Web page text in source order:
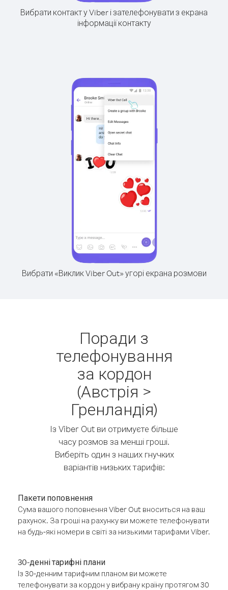
Вибрати контакт у Viber і зателефонувати з екрана
інформації контакту
Вибрати «Виклик Viber Out» угорі екрана розмови
Поради з
телефонування
за кордон
(Австрія >
Гренландія)
Із Viber Out ви отримуєте більше
часу розмов за менші гроші.
Виберіть один з наших гнучких
варіантів низьких тарифів:
Пакети поповнення
Сума вашого поповнення Viber Out вноситься на ваш
рахунок. За гроші на рахунку ви можете телефонувати
на будь-які номери в світі за низькими тарифами Viber.
30-денні тарифні плани
Із 30-денним тарифним планом ви можете
телефонувати за кордон у вибрану країну протягом 30